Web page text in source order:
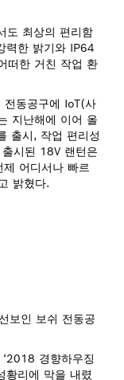
도 최상의 편리함
력한 밝기와 IP64
떠한 거친 작업 환
전동공구에 IoT(사
지난해에 이어 올
출시, 작업 편리성
시된 18V 랜턴은
어디서나 빠르
밝혔다.
보인 보쉬 전동공
경향하우징
리에 막을 내렸